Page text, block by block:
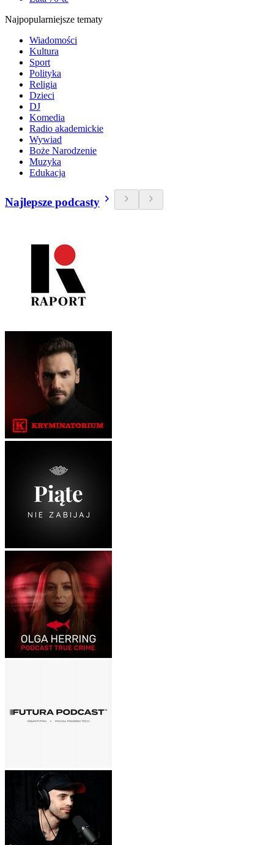
Najpopularniejsze tematy
Wiadomości
Kultura
Sport
Polityka
Religia
Dzieci
DJ
Komedia
Radio akademickie
Wywiad
Boże Narodzenie
Muzyka
Edukacja
Najlepsze podcasty